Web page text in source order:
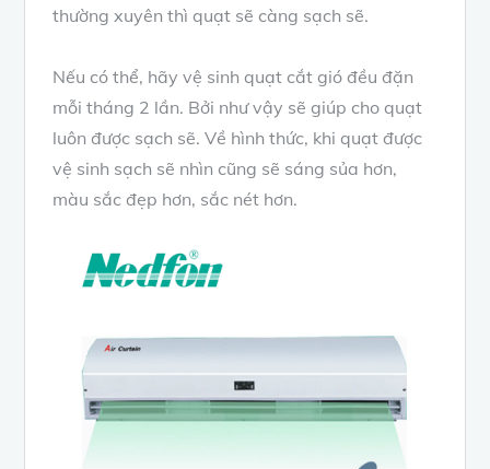
thường xuyên thì quạt sẽ càng sạch sẽ.
Nếu có thể, hãy vệ sinh quạt cắt gió đều đặn
mỗi tháng 2 lần. Bởi như vậy sẽ giúp cho quạt
luôn được sạch sẽ. Về hình thức, khi quạt được
vệ sinh sạch sẽ nhìn cũng sẽ sáng sủa hơn,
màu sắc đẹp hơn, sắc nét hơn.